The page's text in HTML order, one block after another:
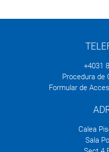
+4031
Procedura de
Formular de
Calea
Sala